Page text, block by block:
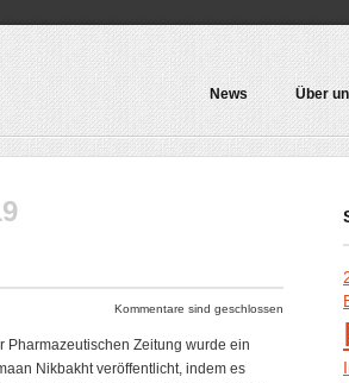
News Über
Kommentare sind geschlossen
Pharmazeutischen Zeitung wurde ein
Nikbakht veröffentlicht, indem es